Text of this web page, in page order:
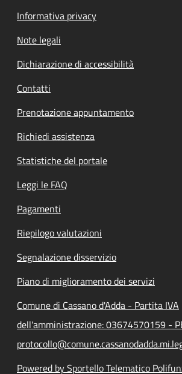
Informativa privacy
Note legali
Dichiarazione di accessibilità
Contatti
Prenotazione appuntamento
Richiedi assistenza
Statistiche del portale
Leggi le FAQ
Pagamenti
Riepilogo valutazioni
Segnalazione disservizio
Piano di miglioramento dei servizi
Comune di Cassano d'Adda - Partita IVA
dell'amministrazione: 03674570159 -
Powered by Sportello Telematico